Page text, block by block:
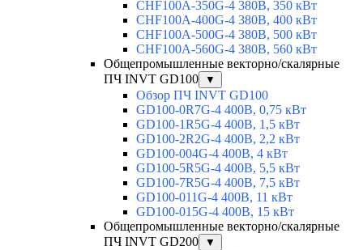
CHF100A-350G-4 380В, 350 кВт
CHF100A-400G-4 380В, 400 кВт
CHF100A-500G-4 380В, 500 кВт
CHF100A-560G-4 380В, 560 кВт
Общепромышленные векторно/скалярные
ПЧ INVT GD100
▼
Обзор ПЧ INVT GD100
GD100-0R7G-4 400В, 0,75 кВт
GD100-1R5G-4 400В, 1,5 кВт
GD100-2R2G-4 400В, 2,2 кВт
GD100-004G-4 400В, 4 кВт
GD100-5R5G-4 400В, 5,5 кВт
GD100-7R5G-4 400В, 7,5 кВт
GD100-011G-4 400В, 11 кВт
GD100-015G-4 400В, 15 кВт
Общепромышленные векторно/скалярные
ПЧ INVT GD200
▼